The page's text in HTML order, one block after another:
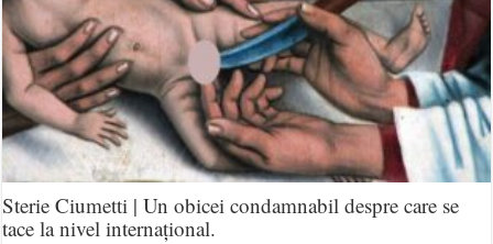
Sterie Ciumetti | Un obicei condamnabil despre care se
tace la nivel internațional.